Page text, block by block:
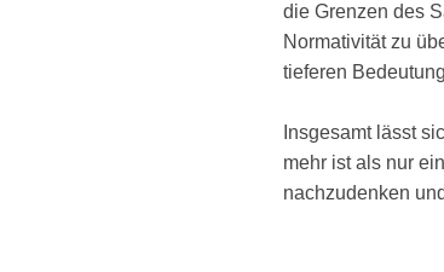
die Grenzen des
Normativität zu
tieferen
Insgesamt lässt
mehr ist als nur
nachzudenken